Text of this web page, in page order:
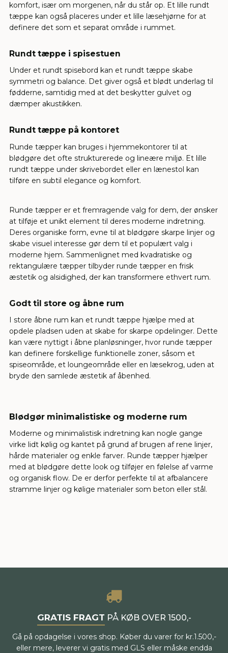
komfort, især om morgenen, når du står op. Et lille rundt
tæppe kan også placeres under et lille læsehjørne for at
definere det som et separat område i rummet.
Rundt tæppe i spisestuen
Under et rundt spisebord kan et rundt tæppe skabe
symmetri og balance. Det giver også et blødt underlag til
fødderne, samtidig med at det beskytter gulvet og
dæmper akustikken.
Rundt tæppe på kontoret
Runde tæpper kan bruges i hjemmekontorer til at
blødgøre det ofte strukturerede og lineære miljø. Et lille
rundt tæppe under skrivebordet eller en lænestol kan
tilføre en subtil elegance og komfort.
Runde tæpper er et fremragende valg for dem, der ønsker
at tilføje et unikt element til deres moderne indretning.
Deres organiske form, evne til at blødgøre skarpe linjer og
skabe visuel interesse gør dem til et populært valg i
moderne hjem. Sammenlignet med kvadratiske og
rektangulære tæpper tilbyder runde tæpper en frisk
æstetik og alsidighed, der kan transformere ethvert rum.
Godt til store og åbne rum
I store åbne rum kan et rundt tæppe hjælpe med at
opdele pladsen uden at skabe for skarpe opdelinger. Dette
kan være nyttigt i åbne planløsninger, hvor runde tæpper
kan definere forskellige funktionelle zoner, såsom et
spiseområde, et loungeområde eller en læsekrog, uden at
bryde den samlede æstetik af åbenhed.
Blødgør minimalistiske og moderne rum
Moderne og minimalistisk indretning kan nogle gange
virke lidt kølig og kantet på grund af brugen af rene linjer,
hårde materialer og enkle farver. Runde tæpper hjælper
med at blødgøre dette look og tilføjer en følelse af varme
og organisk flow. De er derfor perfekte til at afbalancere
stramme linjer og kølige materialer som beton eller stål.
GRATIS FRAGT PÅ KØB OVER 1500,-
Gå på opdagelse i vores shop. Køber du varer for kr.1.500,-
eller mere, leverer vi gratis med GLS eller måske endda